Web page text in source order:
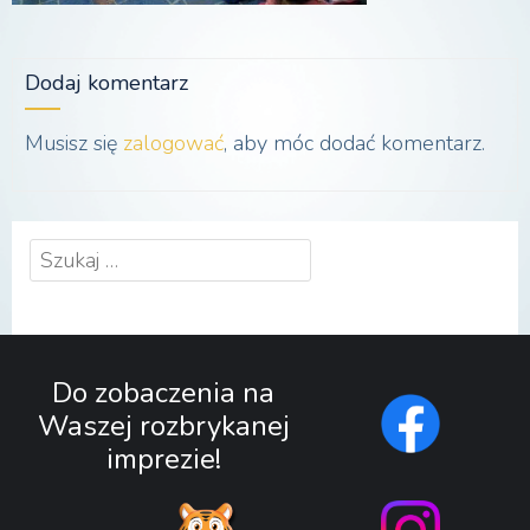
Dodaj komentarz
Musisz się zalogować, aby móc dodać komentarz.
Szukaj:
Do zobaczenia na
Waszej rozbrykanej
imprezie!